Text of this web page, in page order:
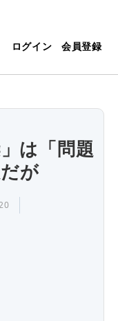
ログイン 会員登録
は「問題
が